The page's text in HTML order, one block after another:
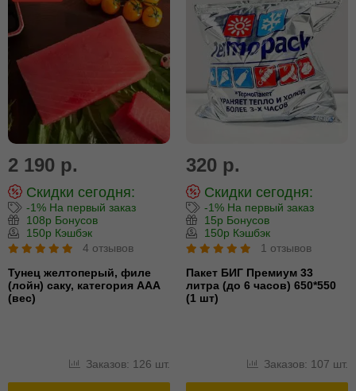
2 190 р.
Скидки сегодня:
-1% На первый заказ
108р Бонусов
150р Кэшбэк
4 отзывов
Тунец желтоперый, филе
(лойн) cаку, категория ААА
(вес)
Заказов: 126 шт.
320 р.
Скидки сегодня:
-1% На первый заказ
15р Бонусов
150р Кэшбэк
1 отзывов
Пакет БИГ Премиум 33
литра (до 6 часов) 650*550
(1 шт)
Заказов: 107 шт.